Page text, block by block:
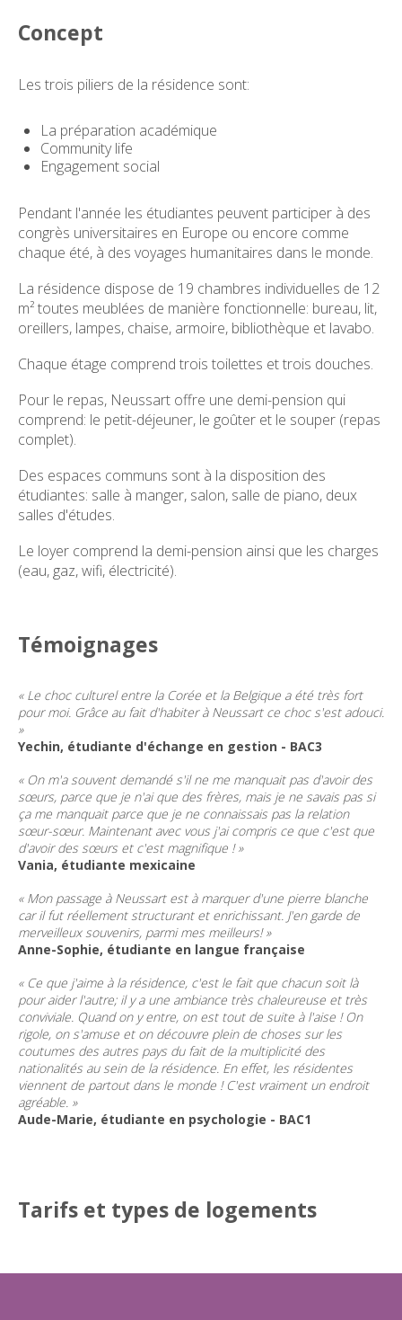
Concept
Les trois piliers de la résidence sont:
La préparation académique
Community life
Engagement social
Pendant l'année les étudiantes peuvent participer à des
congrès universitaires en Europe ou encore comme
chaque été, à des voyages humanitaires dans le monde.
La résidence dispose de 19 chambres individuelles de 12
m² toutes meublées de manière fonctionnelle: bureau, lit,
oreillers, lampes, chaise, armoire, bibliothèque et lavabo.
Chaque étage comprend trois toilettes et trois douches.
Pour le repas, Neussart offre une demi-pension qui
comprend: le petit-déjeuner, le goûter et le souper (repas
complet).
Des espaces communs sont à la disposition des
étudiantes: salle à manger, salon, salle de piano, deux
salles d'études.
Le loyer comprend la demi-pension ainsi que les charges
(eau, gaz, wifi, électricité).
Témoignages
« Le choc culturel entre la Corée et la Belgique a été très fort
pour moi. Grâce au fait d'habiter à Neussart ce choc s'est adouci.
»
Yechin, étudiante d'échange en gestion - BAC3
« On m'a souvent demandé s'il ne me manquait pas d'avoir des
sœurs, parce que je n'ai que des frères, mais je ne savais pas si
ça me manquait parce que je ne connaissais pas la relation
sœur-sœur. Maintenant avec vous j'ai compris ce que c'est que
d'avoir des sœurs et c'est magnifique ! »
Vania, étudiante mexicaine
« Mon passage à Neussart est à marquer d'une pierre blanche
car il fut réellement structurant et enrichissant. J'en garde de
merveilleux souvenirs, parmi mes meilleurs! »
Anne-Sophie, étudiante en langue française
« Ce que j'aime à la résidence, c'est le fait que chacun soit là
pour aider l'autre; il y a une ambiance très chaleureuse et très
conviviale. Quand on y entre, on est tout de suite à l'aise ! On
rigole, on s'amuse et on découvre plein de choses sur les
coutumes des autres pays du fait de la multiplicité des
nationalités au sein de la résidence. En effet, les résidentes
viennent de partout dans le monde ! C'est vraiment un endroit
agréable. »
Aude-Marie, étudiante en psychologie - BAC1
Tarifs et types de logements